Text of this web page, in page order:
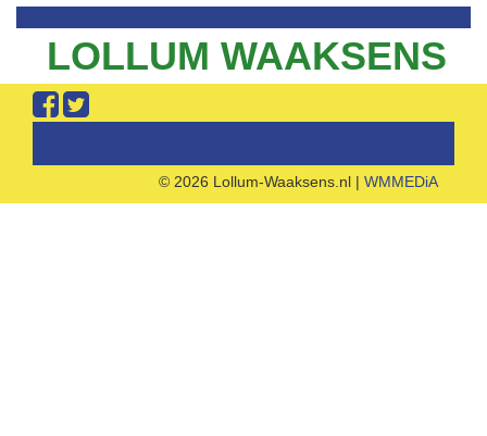
LOLLUM WAAKSENS
© 2026 Lollum-Waaksens.nl | WMMEDiA